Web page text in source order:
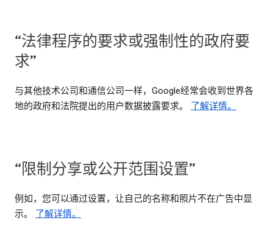
“法律程序的要求或强制性的政府要
求”
与其他技术公司和通信公司一样，Google经常会收到世界各
地的政府和法院提出的用户数据披露要求。 了解详情。
“限制分享或公开范围设置”
例如，您可以通过设置，让自己的名称和照片不在广告中显
示。 了解详情。